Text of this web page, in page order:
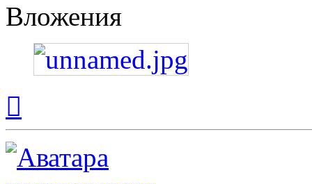
Вложения
началу